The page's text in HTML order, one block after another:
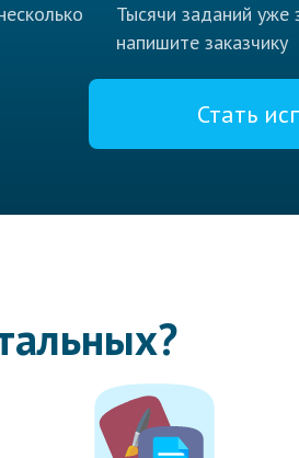
Тысячи заданий уже
напишите заказчику
Стать